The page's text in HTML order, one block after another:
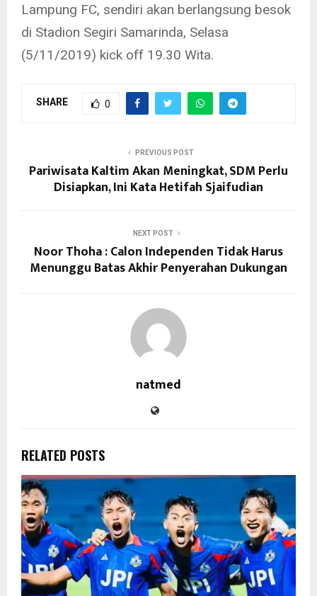
Lampung FC, sendiri akan berlangsung besok
di Stadion Segiri Samarinda, Selasa
(5/11/2019) kick off 19.30 Wita.
SHARE 0
PREVIOUS POST
Pariwisata Kaltim Akan Meningkat, SDM Perlu
Disiapkan, Ini Kata Hetifah Sjaifudian
NEXT POST
Noor Thoha : Calon Independen Tidak Harus
Menunggu Batas Akhir Penyerahan Dukungan
natmed
RELATED POSTS